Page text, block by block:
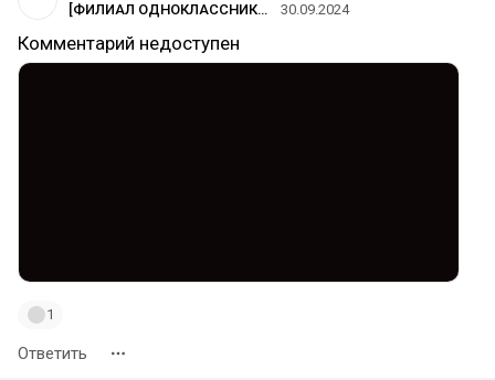
[ФИЛИАЛ ОДНОКЛАССНИКОВ] на dtf
30.09.2024
Комментарий недоступен
1
Ответить